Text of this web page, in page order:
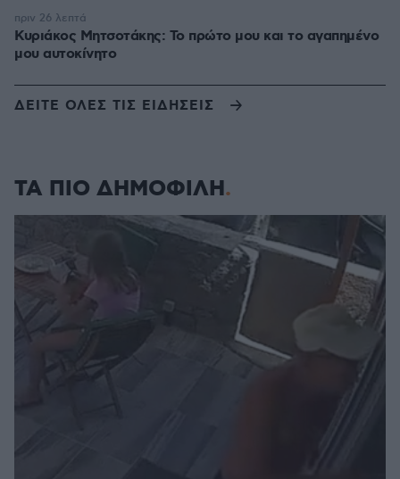
Κυριάκος Μητσοτάκης: Το πρώτο μου και το αγαπημένο
μου αυτοκίνητο
πριν 26 λεπτά
ΔΕΙΤΕ ΟΛΕΣ ΤΙΣ ΕΙΔΗΣΕΙΣ
ΤΑ ΠΙΟ ΔΗΜΟΦΙΛΗ